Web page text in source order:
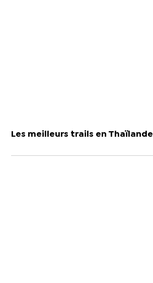
Les meilleurs trails en Thaïlande